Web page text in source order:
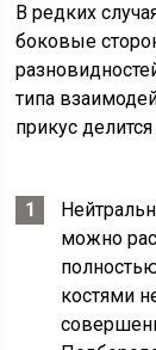
В редких
боковые
типа
прикус
можно
костями